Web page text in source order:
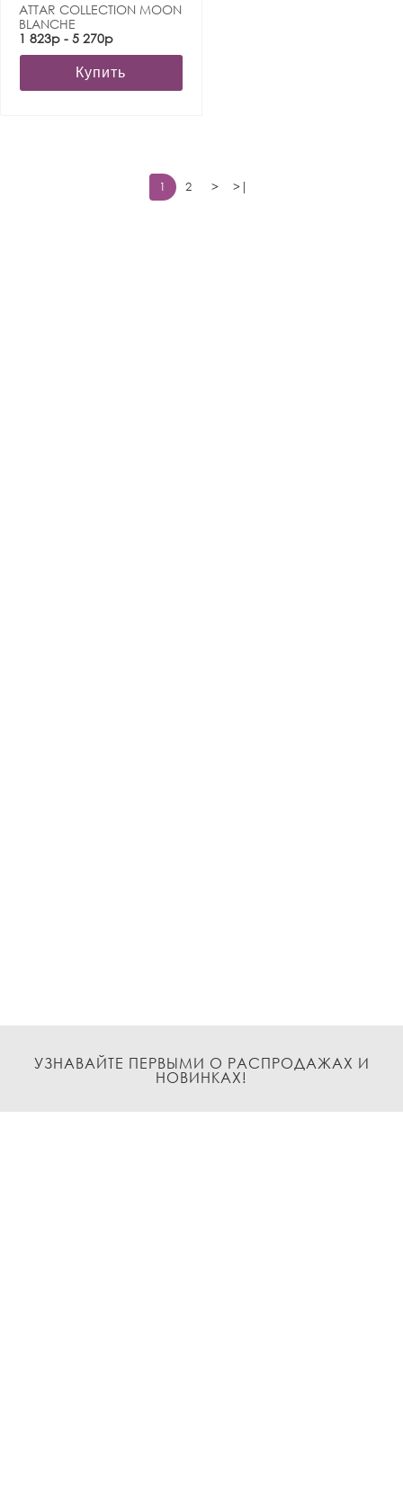
ATTAR COLLECTION MOON
BLANCHE
1 823р - 5 270р
Купить
1 2 > >|
УЗНАВАЙТЕ ПЕРВЫМИ О РАСПРОДАЖАХ И
НОВИНКАХ!